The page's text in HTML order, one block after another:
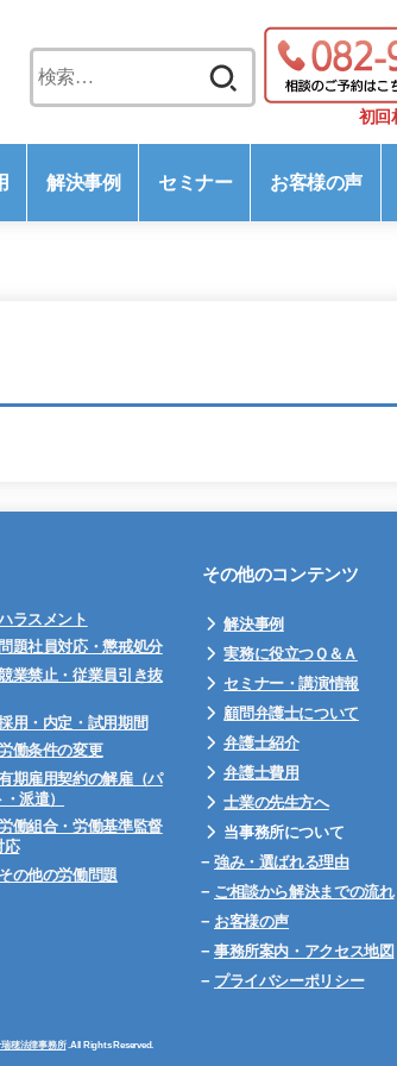
初回
解決事例 セミナー お客様の声
ラスメント
問題社員対応・懲戒処分
業禁止・従業員引き抜
用・内定・試用期間
働条件の変更
期雇用契約の解雇（パ
派遣）
働組合・労働基準監督
応
その他の労働問題
その他のコンテンツ
解決事例
実務に役立つＱ＆Ａ
セミナー・講演情報
顧問弁護士について
弁護士紹介
弁護士費用
士業の先生方へ
当事務所について
− 強み・選ばれる理由
− ご相談から解決までの流れ
− お客様の声
− 事務所案内・アクセス地図
− プライバシーポリシー
穂法律事務所.All Rights Reserved.